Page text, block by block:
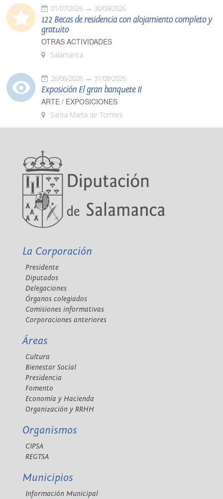
01/07/2026 30/09/2026
122 Becas de residencia con alojamiento completo y
gratuito
OTRAS ACTIVIDADES
Salamanca
26/06/2026 31/08/2026
Exposición El gran banquete II
ARTE / EXPOSICIONES
Santa Marta de Tormes
La Corporación
Presidente
Diputados
Delegaciones
Órganos colegiados
Comisiones informativas
Corporaciones anteriores
Áreas
Cultura
Bienestar Social
Presidencia
Fomento
Economía y Hacienda
Organización y RRHH
Organismos
CIPSA
REGTSA
Municipios
Información Municipal